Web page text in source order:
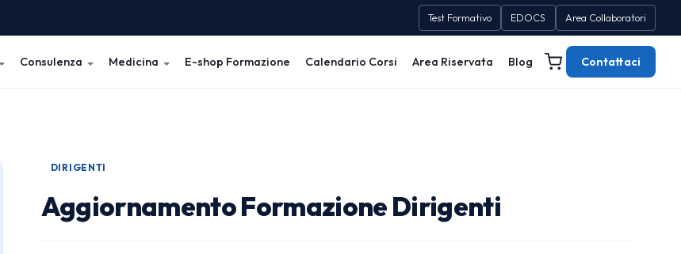
Test Formativo EDOCS Area Collaboratori
Consulenza Medicina E-shop Formazione Calendario Corsi Area Riservata Blog Contattaci
DIRIGENTI
Aggiornamento Formazione Dirigenti